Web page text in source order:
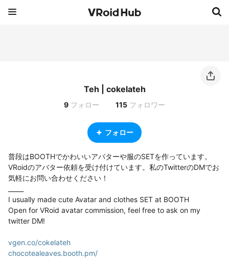
Teh | cokelateh
9 フォロー 115 フォロワー
フォロー
普段はBOOTHでかわいいアバターや服のSETを作っています。
VRoidのアバター依頼を受け付けています。私のTwitterのDMでお
気軽にお問い合わせください！
I usually made cute Avatar and clothes SET at BOOTH
Open for VRoid avatar commission, feel free to ask on my
twitter DM!
vgen.co/cokelateh
chocotealeaves.booth.pm/